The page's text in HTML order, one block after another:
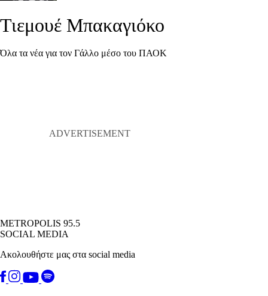
Τιεμουέ Μπακαγιόκο
Όλα τα νέα για τον Γάλλο μέσο του ΠΑΟΚ
METROPOLIS 95.5
SOCIAL MEDIA
Ακολουθήστε μας στα social media